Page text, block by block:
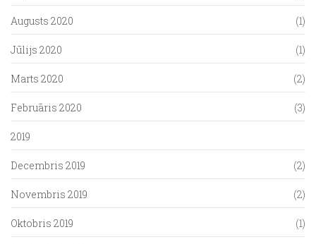
Augusts 2020 (1)
Jūlijs 2020 (1)
Marts 2020 (2)
Februāris 2020 (3)
2019
Decembris 2019 (2)
Novembris 2019 (2)
Oktobris 2019 (1)